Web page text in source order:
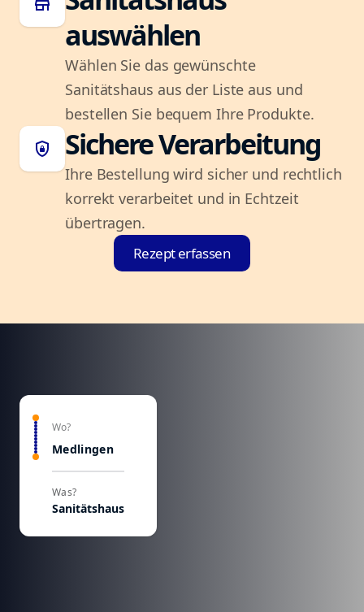
auswählen
Wählen Sie das gewünschte
Sanitätshaus aus der Liste aus und
bestellen Sie bequem Ihre Produkte.
shield_lock Sichere Verarbeitung
Ihre Bestellung wird sicher und rechtlich
korrekt verarbeitet und in Echtzeit
übertragen.
Rezept erfassen
Wo?
Medlingen
Was?
Sanitätshaus